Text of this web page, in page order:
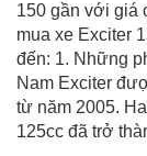
150 gần với giá
mua xe Exciter
đến: 1. Những
Nam Exciter
từ năm 2005.
125cc đã trở